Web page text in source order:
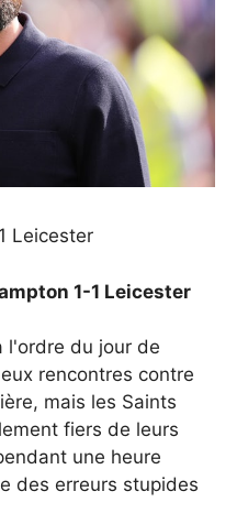
Leicester
1-1 Leicester
l'ordre du jour de
rencontres contre
mais les Saints
fiers de leurs
une heure
des erreurs stupides